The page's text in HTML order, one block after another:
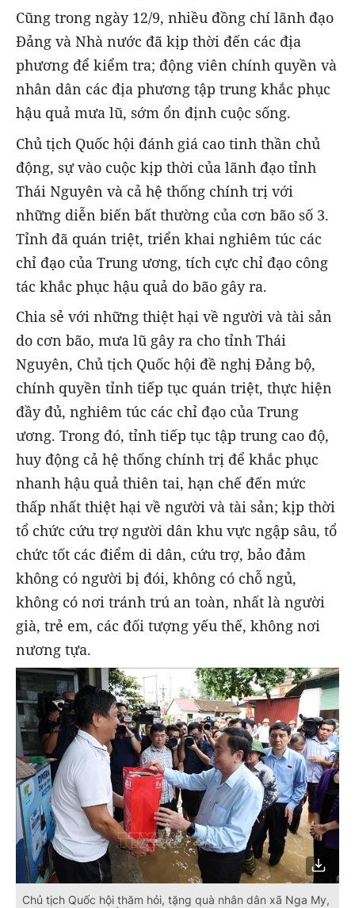
Cũng trong ngày 12/9, nhiều đồng chí lãnh đạo
Đảng và Nhà nước đã kịp thời đến các địa
phương để kiểm tra; động viên chính quyền và
nhân dân các địa phương tập trung khắc phục
hậu quả mưa lũ, sớm ổn định cuộc sống.
Chủ tịch Quốc hội đánh giá cao tinh thần chủ
động, sự vào cuộc kịp thời của lãnh đạo tỉnh
Thái Nguyên và cả hệ thống chính trị với
những diễn biến bất thường của cơn bão số 3.
Tỉnh đã quán triệt, triển khai nghiêm túc các
chỉ đạo của Trung ương, tích cực chỉ đạo công
tác khắc phục hậu quả do bão gây ra.
Chia sẻ với những thiệt hại về người và tài sản
do cơn bão, mưa lũ gây ra cho tỉnh Thái
Nguyên, Chủ tịch Quốc hội đề nghị Đảng bộ,
chính quyền tỉnh tiếp tục quán triệt, thực hiện
đầy đủ, nghiêm túc các chỉ đạo của Trung
ương. Trong đó, tỉnh tiếp tục tập trung cao độ,
huy động cả hệ thống chính trị để khắc phục
nhanh hậu quả thiên tai, hạn chế đến mức
thấp nhất thiệt hại về người và tài sản; kịp thời
tổ chức cứu trợ người dân khu vực ngập sâu, tổ
chức tốt các điểm di dân, cứu trợ, bảo đảm
không có người bị đói, không có chỗ ngủ,
không có nơi tránh trú an toàn, nhất là người
già, trẻ em, các đối tượng yếu thế, không nơi
nương tựa.
Chủ tịch Quốc hội thăm hỏi, tặng quà nhân dân xã Nga My,